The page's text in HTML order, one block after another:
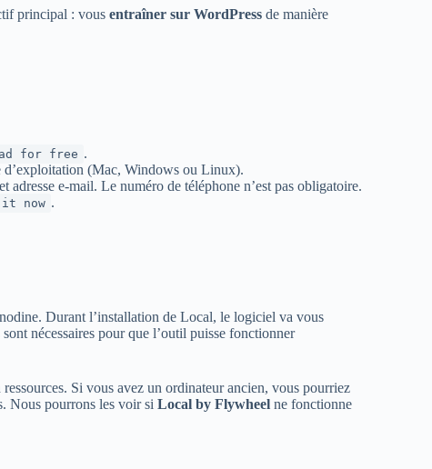
principal : vous entraîner sur WordPress de manière
for free .
d’exploitation (Mac, Windows ou Linux).
adresse e-mail. Le numéro de téléphone n’est pas obligatoire.
it now .
Durant l’installation de Local, le logiciel va vous
sont nécessaires pour que l’outil puisse fonctionner
Si vous avez un ordinateur ancien, vous pourriez
Nous pourrons les voir si Local by Flywheel ne fonctionne